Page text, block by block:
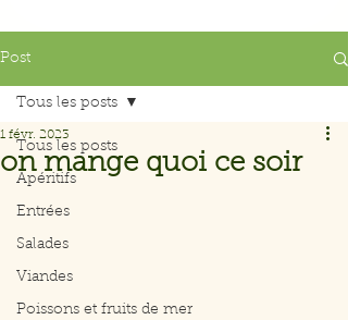
Post
Tous les posts
Apéritifs
Entrées
Salades
Viandes
Poissons et fruits de mer
Tous les posts
on mange quoi ce soir
1 févr. 2023